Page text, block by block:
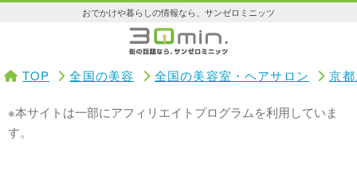
おでかけや暮らしの情報なら、サンゼロミニッツ
TOP 全国の美容 全国の美容室・ヘアサロン 京
※本サイトは一部にアフィリエイトプログラムを利用していま
す。